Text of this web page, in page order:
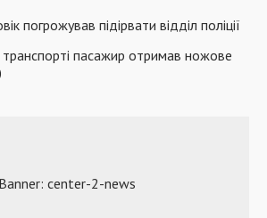
погрожував підірвати відділ поліції
транспорті пасажир отримав ножове